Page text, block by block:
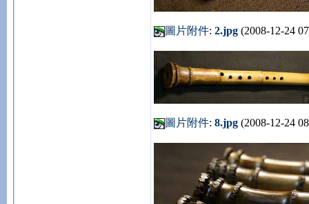
圖片附件:2.jpg (2008-12-24
圖片附件:8.jpg (2008-12-24